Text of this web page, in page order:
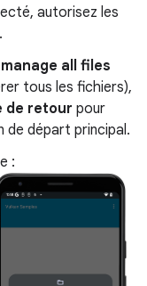
autorisez les
all files
tous les fichiers),
de retour pour
de départ principal.
: